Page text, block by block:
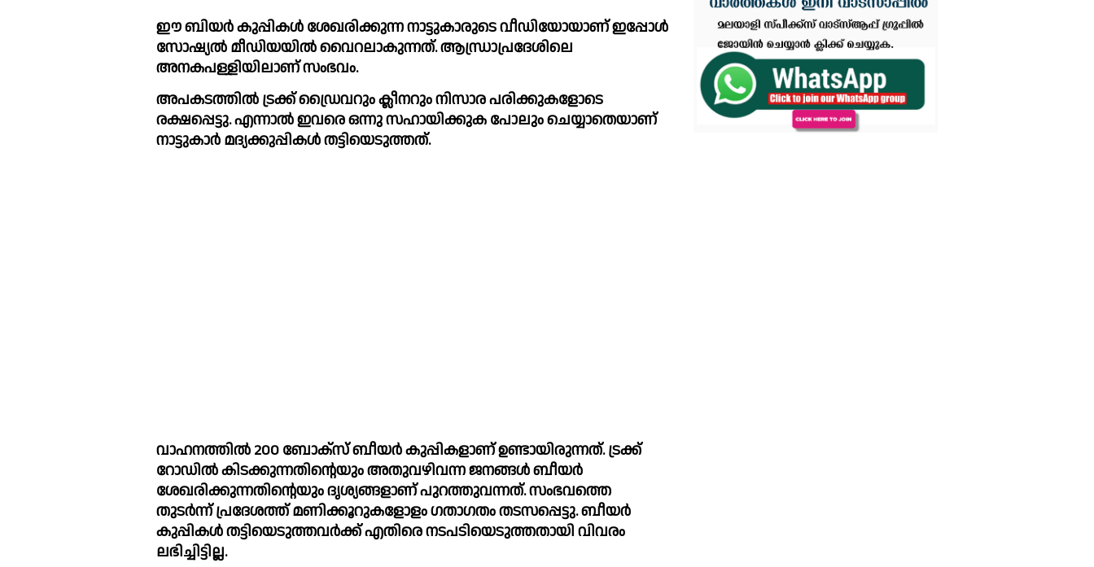
ഈ ബിയര്‍ കുപ്പികള്‍ ശേഖരിക്കുന്ന നാട്ടുകാരുടെ വീഡിയോയാണ് ഇപ്പോള്‍
സോഷ്യല്‍ മീഡിയയില്‍ വെെറലാകുന്നത്. ആന്ധ്രാപ്രദേശിലെ
അനകപള്ളിയിലാണ് സംഭവം.
അപകടത്തില്‍ ട്രക്ക് ഡ്രെെവ‌റും ക്ലീനറും നിസാര പരിക്കുകളോടെ
രക്ഷപ്പെട്ടു. എന്നാല്‍ ഇവരെ ഒന്നു സഹായിക്കുക പോലും ചെയ്യാതെയാണ്
നാട്ടുകാര്‍ മദ്യക്കുപ്പികള്‍ തട്ടിയെടുത്തത്.
വാഹനത്തില്‍ 200 ബോക്സ് ബീയര്‍ കുപ്പികളാണ് ഉണ്ടായിരുന്നത്. ട്രക്ക്
റോഡില്‍ കിടക്കുന്നതിന്റെയും അതുവഴിവന്ന ജനങ്ങള്‍ ബീയര്‍
ശേഖരിക്കുന്നതിന്റെയും ദൃശ്യങ്ങളാണ് പുറത്തുവന്നത്. സംഭവത്തെ
തുടര്‍ന്ന് പ്രദേശത്ത് മണിക്കൂറുകളോളം ഗതാഗതം തടസപ്പെട്ടു. ബീയര്‍
കുപ്പികള്‍ തട്ടിയെടുത്തവര്‍ക്ക് എതിരെ നടപടിയെടുത്തതായി വിവരം
ലഭിച്ചിട്ടില്ല.